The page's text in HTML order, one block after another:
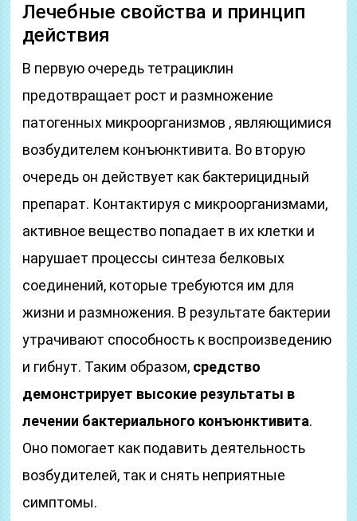
Лечебные свойства и принцип
действия
В первую очередь тетрациклин
предотвращает рост и размножение
патогенных микроорганизмов , являющимися
возбудителем конъюнктивита. Во вторую
очередь он действует как бактерицидный
препарат. Контактируя с микроорганизмами,
активное вещество попадает в их клетки и
нарушает процессы синтеза белковых
соединений, которые требуются им для
жизни и размножения. В результате бактерии
утрачивают способность к воспроизведению
и гибнут. Таким образом, средство
демонстрирует высокие результаты в
лечении бактериального конъюнктивита.
Оно помогает как подавить деятельность
возбудителей, так и снять неприятные
симптомы.